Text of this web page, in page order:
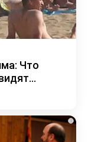
Что
i